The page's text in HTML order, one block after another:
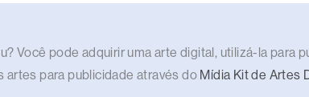
Você pode adquirir uma arte digital, utilizá-la
artes para publicidade através do Mídia Kit de Artes